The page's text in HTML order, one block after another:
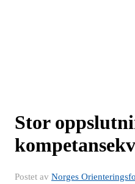
Stor
Postet av Norges